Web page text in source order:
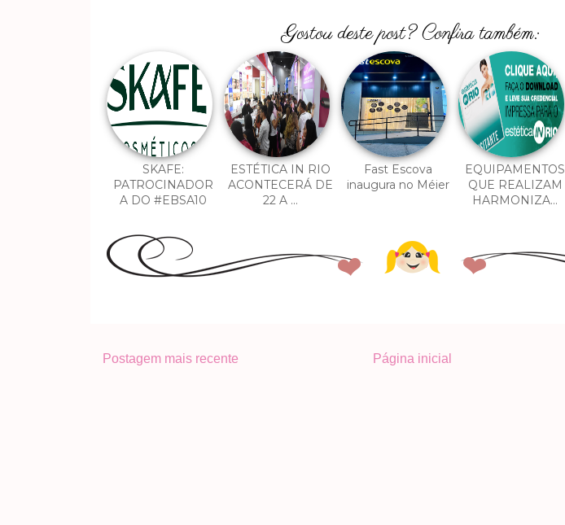
Gostou deste post? Confira também:
SKAFE:
PATROCINADOR
A DO #EBSA10
ESTÉTICA IN RIO
ACONTECERÁ DE
22 A ...
Fast Escova
inaugura no Méier
EQUIPAMENTOS
QUE REALIZAM
HARMONIZA...
Postagem mais recente Página inicial